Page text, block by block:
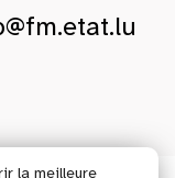
la meilleure